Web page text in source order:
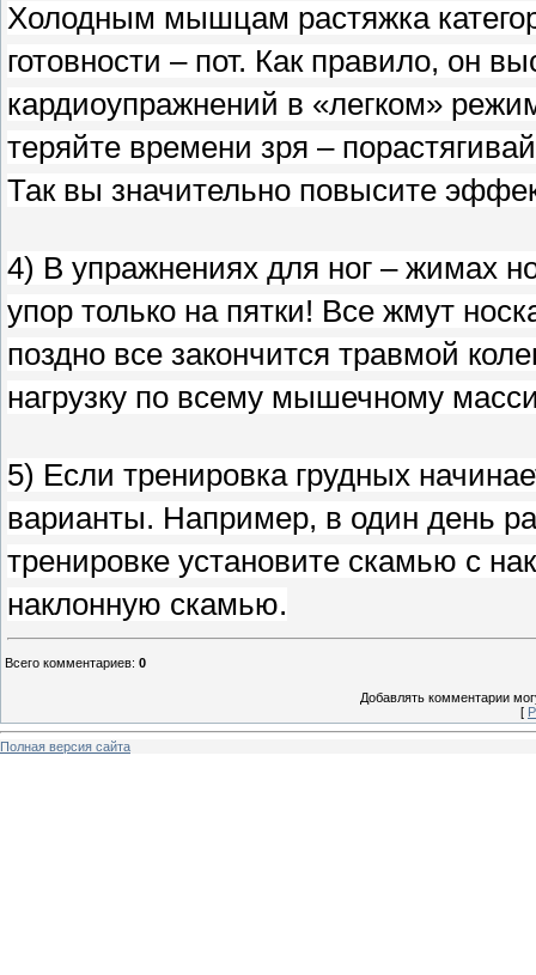
Холодным мышцам растяжка
готовности – пот. Как правило, он
кардиоупражнений в «легком»
теряйте времени зря –
Так вы значительно повысите
4) В упражнениях для ног – жимах
упор только на пятки! Все жмут
поздно все закончится травмой
нагрузку по всему мышечному
5) Если тренировка грудных
варианты. Например, в один день
тренировке установите скамью с
наклонную скамью.
Всего комментариев: 0
Добавлять комментарии
[
Полная версия сайта